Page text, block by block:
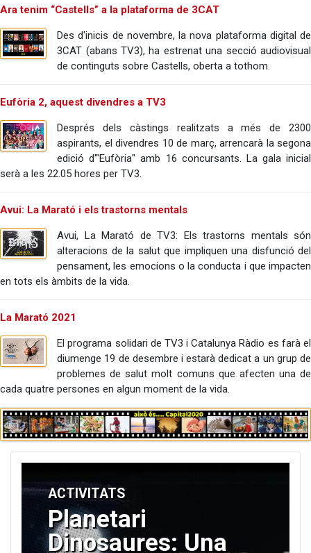
Ara tenim “Castells” a la plataforma de 3CAT
Des d'inicis de novembre, la nova plataforma digital de
3CAT (abans TV3), ha estrenat una secció audiovisual
de continguts sobre Castells, oberta a tothom.
Eufòria 2, aquest divendres a TV3
Després dels càstings realitzats a més de 2300
aspirants, el divendres 10 de març, arrencarà la segona
edició d'"Eufòria" amb 16 concursants. La gala inicial
serà a les 22.05 hores per TV3.
Avui: La Marató i els trastorns mentals
Avui, La Marató de TV3: Els trastorns mentals són
alteracions de la salut que impliquen una disfunció del
pensament, les emocions o la conducta i que impacten
en tots els àmbits de la vida.
La Marató 2021
El programa solidari de TV3 i Catalunya Ràdio es farà el
diumenge 19 de desembre i estarà dedicat a un grup de
problemes de salut molt comuns que afecten una de
cada quatre persones en algun moment de la vida.
ACTIVITATS
Planetari
Dinosaures: Una